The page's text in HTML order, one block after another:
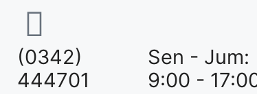
(0342)
444701
Sen - Jum:
9:00 -